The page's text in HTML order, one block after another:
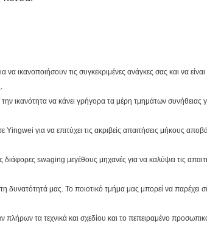
ικανοποιήσουν τις συγκεκριμένες ανάγκες σας και να είναι
ικανότητα να κάνει γρήγορα τα μέρη τμημάτων συνήθειας
για να επιτύχει τις ακριβείς απαιτήσεις μήκους
swaging μεγέθους μηχανές για να καλύψει τις
δυνατότητά μας. Το ποιοτικό τμήμα μας μπορεί να παρέχει
τα τεχνικά και σχεδίου και το πεπειραμένο